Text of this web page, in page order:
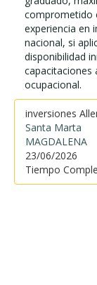
comprometido
experiencia en
nacional, si
disponibilidad
capacitaciones
ocupacional.
inversiones
Santa Marta
MAGDALENA
23/06/2026
Tiempo